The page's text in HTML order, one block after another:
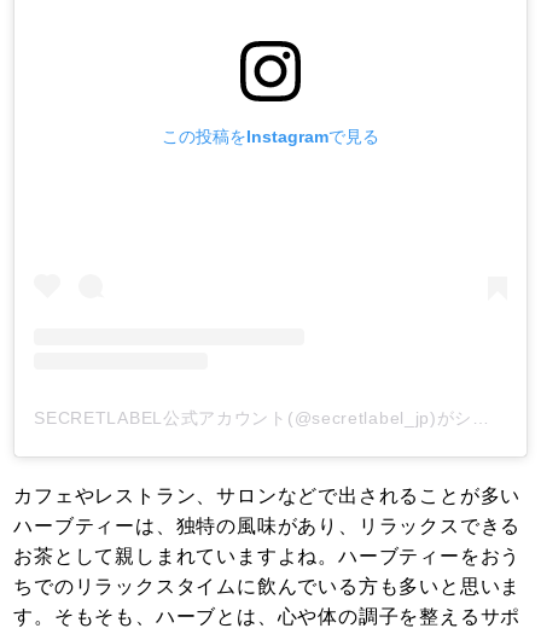
この投稿をInstagramで見る
カフェやレストラン、サロンなどで出されることが多い
ハーブティーは、独特の風味があり、リラックスできる
お茶として親しまれていますよね。ハーブティーをおう
ちでのリラックスタイムに飲んでいる方も多いと思いま
す。そもそも、ハーブとは、心や体の調子を整えるサポ